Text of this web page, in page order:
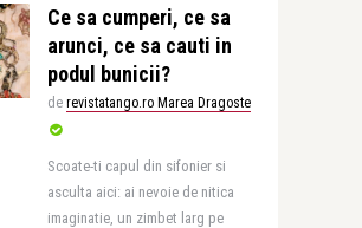
Ce sa cumperi, ce sa
arunci, ce sa cauti in
podul bunicii?
de revistatango.ro Marea Dragoste
Scoate-ti capul din sifonier si
asculta aici: ai nevoie de nitica
imaginatie, un zimbet larg pe